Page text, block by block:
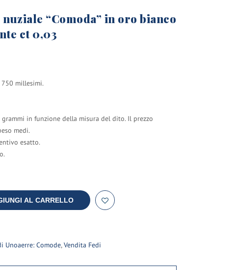
“Comoda” in oro bianco
ct 0,03
750 millesimi.
in funzione della misura del dito. Il prezzo
medi.
esatto.
AL CARRELLO
Unoaerre: Comode,Vendita Fedi